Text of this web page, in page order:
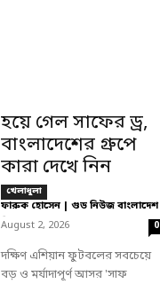
হয়ে গেল সাফের ড্র,
বাংলাদেশের গ্রুপে
কারা দেখে নিন
খেলাধুলা
ফারুক হোসেন | গুড নিউজ বাংলাদেশ
-
August 2, 2026 0
দক্ষিণ এশিয়ান ফুটবলের সবচেয়ে
বড় ও মর্যাদাপূর্ণ আসর 'সাফ